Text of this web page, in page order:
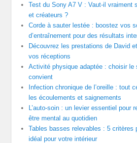
Test du Sony A7 V : Vaut-il vraiment
et créateurs ?
Corde à sauter lestée : boostez vos
d’entraînement pour des résultats
Découvrez les prestations de David
vos réceptions
Activité physique adaptée : choisir le
convient
Infection chronique de l’oreille : tout
les écoulements et saignements
L’auto-soin : un levier essentiel pour
être mental au quotidien
Tables basses relevables : 5 critères
idéal pour votre intérieur